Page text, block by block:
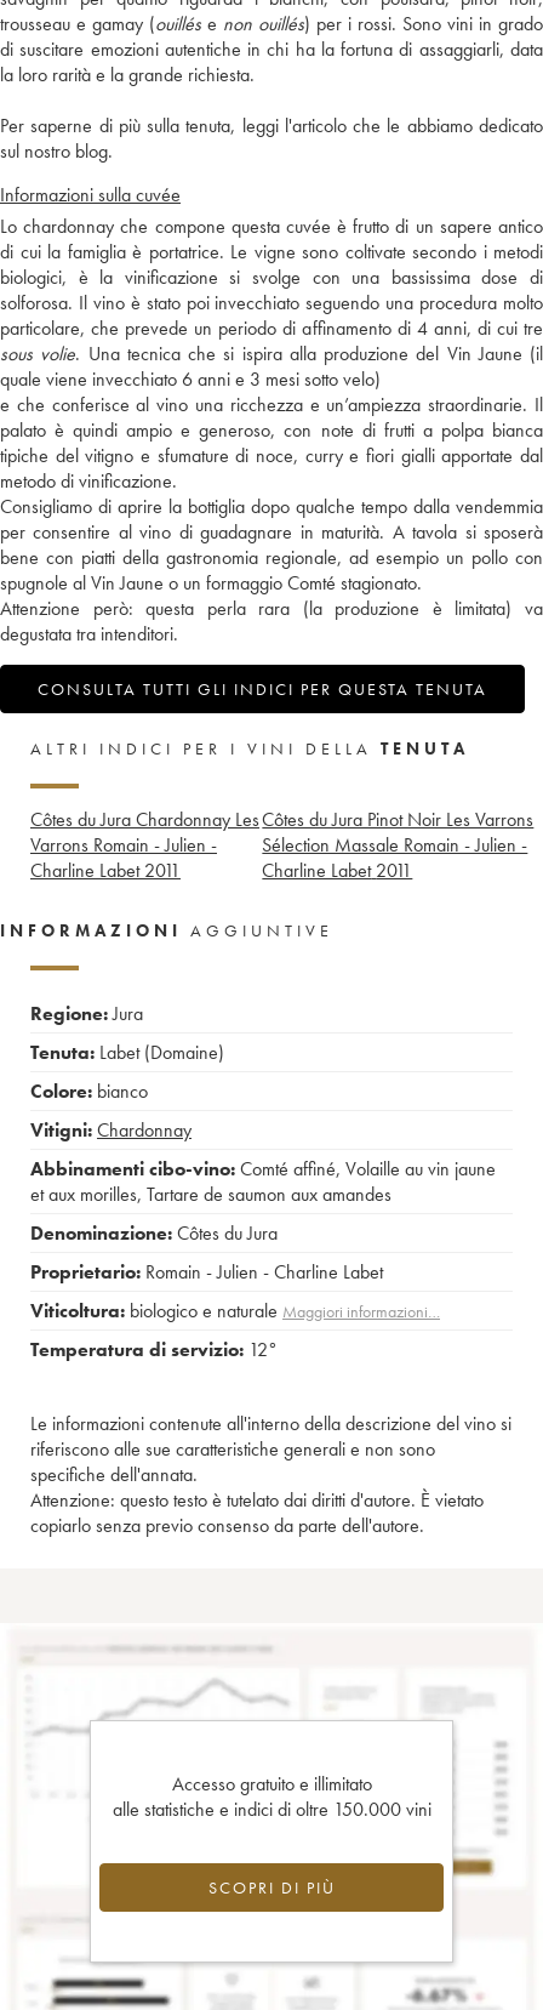
trousseau e gamay (ouillés e non ouillés) per i rossi. Sono vini in grado
di suscitare emozioni autentiche in chi ha la fortuna di assaggiarli, data
la loro rarità e la grande richiesta.
Per saperne di più sulla tenuta, leggi l'articolo che le abbiamo dedicato
sul nostro blog.
Informazioni sulla cuvée
Lo chardonnay che compone questa cuvée è frutto di un sapere antico
di cui la famiglia è portatrice. Le vigne sono coltivate secondo i metodi
biologici, è la vinificazione si svolge con una bassissima dose di
solforosa. Il vino è stato poi invecchiato seguendo una procedura molto
particolare, che prevede un periodo di affinamento di 4 anni, di cui tre
sous volie. Una tecnica che si ispira alla produzione del Vin Jaune (il
quale viene invecchiato 6 anni e 3 mesi sotto velo)
e che conferisce al vino una ricchezza e un’ampiezza straordinarie. Il
palato è quindi ampio e generoso, con note di frutti a polpa bianca
tipiche del vitigno e sfumature di noce, curry e fiori gialli apportate dal
metodo di vinificazione.
Consigliamo di aprire la bottiglia dopo qualche tempo dalla vendemmia
per consentire al vino di guadagnare in maturità. A tavola si sposerà
bene con piatti della gastronomia regionale, ad esempio un pollo con
spugnole al Vin Jaune o un formaggio Comté stagionato.
Attenzione però: questa perla rara (la produzione è limitata) va
degustata tra intenditori.
CONSULTA TUTTI GLI INDICI PER QUESTA TENUTA
ALTRI INDICI PER I VINI DELLA TENUTA
Côtes du Jura Chardonnay Les
Varrons Romain - Julien -
Charline Labet 2011
Côtes du Jura Pinot Noir Les Varrons
Sélection Massale Romain - Julien -
Charline Labet 2011
INFORMAZIONI AGGIUNTIVE
Regione:Jura
Tenuta: Labet (Domaine)
Colore: bianco
Vitigni:Chardonnay
Abbinamenti cibo-vino:Comté affiné, Volaille au vin jaune
et aux morilles, Tartare de saumon aux amandes
Denominazione:Côtes du Jura
Proprietario: Romain - Julien - Charline Labet
Viticoltura: biologico e naturale Maggiori informazioni…
Temperatura di servizio: 12°
Le informazioni contenute all'interno della descrizione del vino si
riferiscono alle sue caratteristiche generali e non sono
specifiche dell'annata.
Attenzione: questo testo è tutelato dai diritti d'autore. È vietato
copiarlo senza previo consenso da parte dell'autore.
Accesso gratuito e illimitato
alle statistiche e indici di oltre 150.000 vini
SCOPRI DI PIÙ